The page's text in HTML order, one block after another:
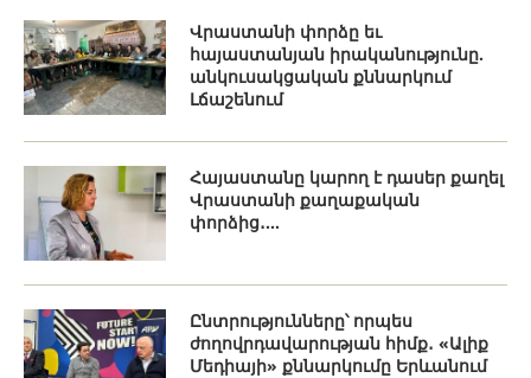
Վրաստանի փորձը եւ
հայաստանյան իրականությունը.
անկուսակցական քննարկում
Լճաշենում
Հայաստանը կարող է դասեր քաղել
Վրաստանի քաղաքական
փորձից․...
Ընտրությունները՝ որպես
ժողովրդավարության հիմք․ «Ալիք
Մեդիայի» քննարկումը Երևանում